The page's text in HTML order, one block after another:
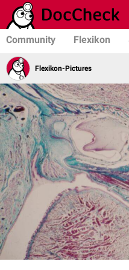
Community Flexikon
Flexikon-Pictures